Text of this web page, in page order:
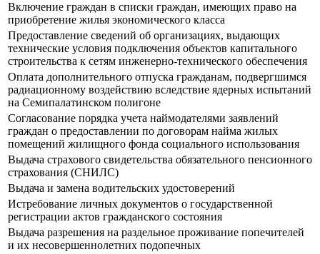
Включение граждан в списки граждан, имеющих право на
приобретение жилья экономического класса
Предоставление сведений об организациях, выдающих
технические условия подключения объектов капитального
строительства к сетям инженерно-технического обеспечения
Оплата дополнительного отпуска гражданам, подвергшимся
радиационному воздействию вследствие ядерных испытаний
на Семипалатинском полигоне
Согласование порядка учета наймодателями заявлений
граждан о предоставлении по договорам найма жилых
помещений жилищного фонда социального использования
Выдача страхового свидетельства обязательного пенсионного
страхования (СНИЛС)
Выдача и замена водительских удостоверений
Истребование личных документов о государственной
регистрации актов гражданского состояния
Выдача разрешения на раздельное проживание попечителей
и их несовершеннолетних подопечных